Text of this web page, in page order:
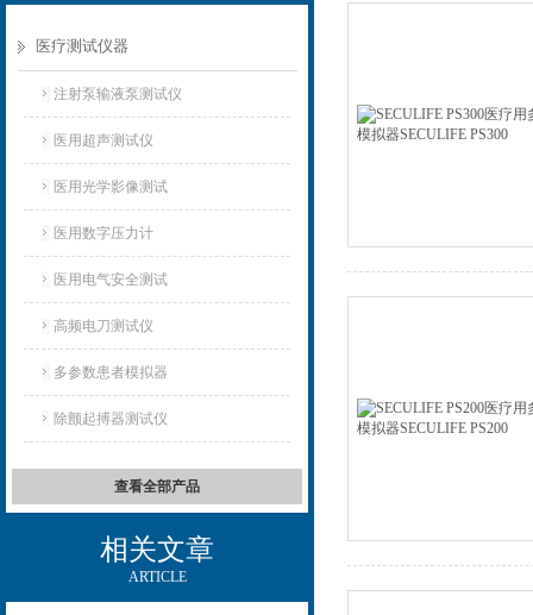
医疗测试仪器
注射泵输液泵测试仪
医用超声测试仪
医用光学影像测试
医用数字压力计
医用电气安全测试
高频电刀测试仪
多参数患者模拟器
除颤起搏器测试仪
查看全部产品
相关文章
ARTICLE